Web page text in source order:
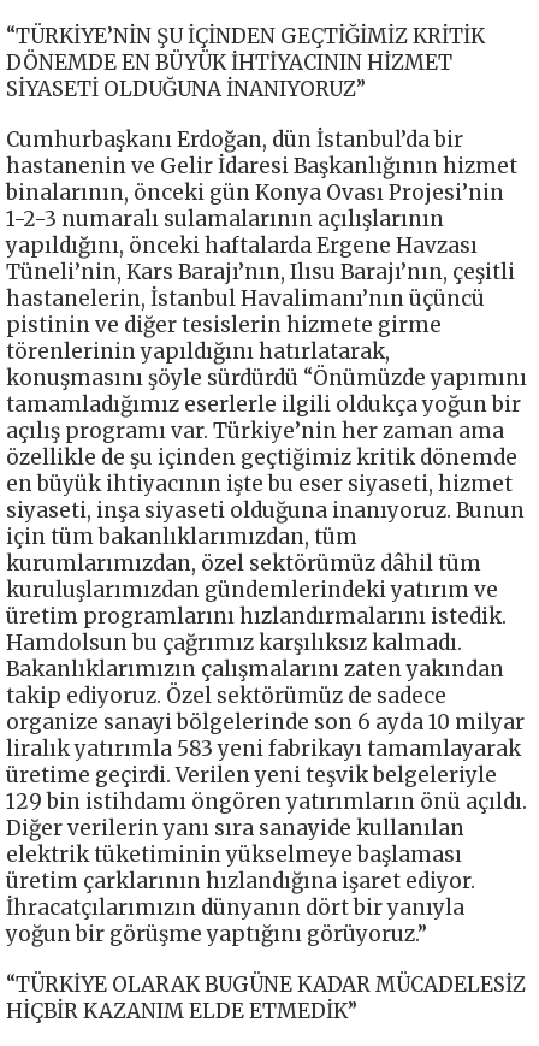
“TÜRKİYE’NİN ŞU İÇİNDEN GEÇTİĞİMİZ KRİTİK
DÖNEMDE EN BÜYÜK İHTİYACININ HİZMET
SİYASETİ OLDUĞUNA İNANIYORUZ”
Cumhurbaşkanı Erdoğan, dün İstanbul’da bir
hastanenin ve Gelir İdaresi Başkanlığının hizmet
binalarının, önceki gün Konya Ovası Projesi’nin
1-2-3 numaralı sulamalarının açılışlarının
yapıldığını, önceki haftalarda Ergene Havzası
Tüneli’nin, Kars Barajı’nın, Ilısu Barajı’nın, çeşitli
hastanelerin, İstanbul Havalimanı’nın üçüncü
pistinin ve diğer tesislerin hizmete girme
törenlerinin yapıldığını hatırlatarak,
konuşmasını şöyle sürdürdü “Önümüzde yapımını
tamamladığımız eserlerle ilgili oldukça yoğun bir
açılış programı var. Türkiye’nin her zaman ama
özellikle de şu içinden geçtiğimiz kritik dönemde
en büyük ihtiyacının işte bu eser siyaseti, hizmet
siyaseti, inşa siyaseti olduğuna inanıyoruz. Bunun
için tüm bakanlıklarımızdan, tüm
kurumlarımızdan, özel sektörümüz dâhil tüm
kuruluşlarımızdan gündemlerindeki yatırım ve
üretim programlarını hızlandırmalarını istedik.
Hamdolsun bu çağrımız karşılıksız kalmadı.
Bakanlıklarımızın çalışmalarını zaten yakından
takip ediyoruz. Özel sektörümüz de sadece
organize sanayi bölgelerinde son 6 ayda 10 milyar
liralık yatırımla 583 yeni fabrikayı tamamlayarak
üretime geçirdi. Verilen yeni teşvik belgeleriyle
129 bin istihdamı öngören yatırımların önü açıldı.
Diğer verilerin yanı sıra sanayide kullanılan
elektrik tüketiminin yükselmeye başlaması
üretim çarklarının hızlandığına işaret ediyor.
İhracatçılarımızın dünyanın dört bir yanıyla
yoğun bir görüşme yaptığını görüyoruz.”
“TÜRKİYE OLARAK BUGÜNE KADAR MÜCADELESİZ
HİÇBİR KAZANIM ELDE ETMEDİK”